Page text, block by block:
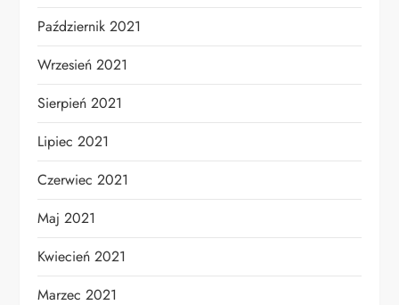
Październik 2021
Wrzesień 2021
Sierpień 2021
Lipiec 2021
Czerwiec 2021
Maj 2021
Kwiecień 2021
Marzec 2021